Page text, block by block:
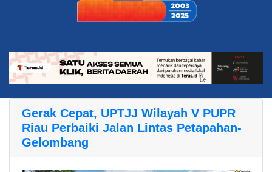
Gerak Cepat, UPTJJ Wilayah V PUPR
Riau Perbaiki Jalan Lintas Petapahan-
Gelombang